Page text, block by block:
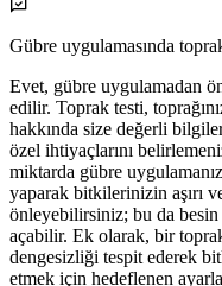
Gübre uygulamasında
Evet, gübre uygulamadan
edilir. Toprak testi,
hakkında size değerli
özel ihtiyaçlarını
miktarda gübre
yaparak bitkilerinizin aşırı
önleyebilirsiniz; bu da
açabilir. Ek olarak, bir
dengesizliği tespit ederek
etmek için hedeflenen